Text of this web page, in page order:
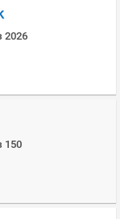
2026
150